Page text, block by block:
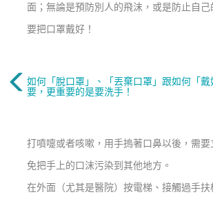
面；無論是預防別人的飛沫，或是防止自
要把口罩戴好！
如何「脫口罩」、「丟棄口罩」跟如何「
要，更重要的是要洗手！
打噴嚏或者咳嗽，用手摀著口鼻以後，需要
免把手上的口沫污染到其他地方。
在外面（尤其是醫院）按電梯、接觸過手